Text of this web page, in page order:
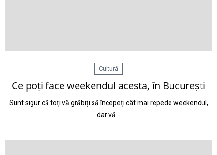
Cultură
Ce poți face weekendul acesta, în București
Sunt sigur că toți vă grăbiți să începeți cât mai repede weekendul,
dar vă…